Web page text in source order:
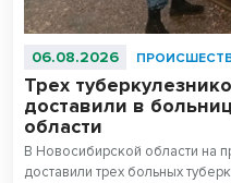
06.08.2026
Трех
доставили в
области
В Новосибирской области на
доставили трех больных